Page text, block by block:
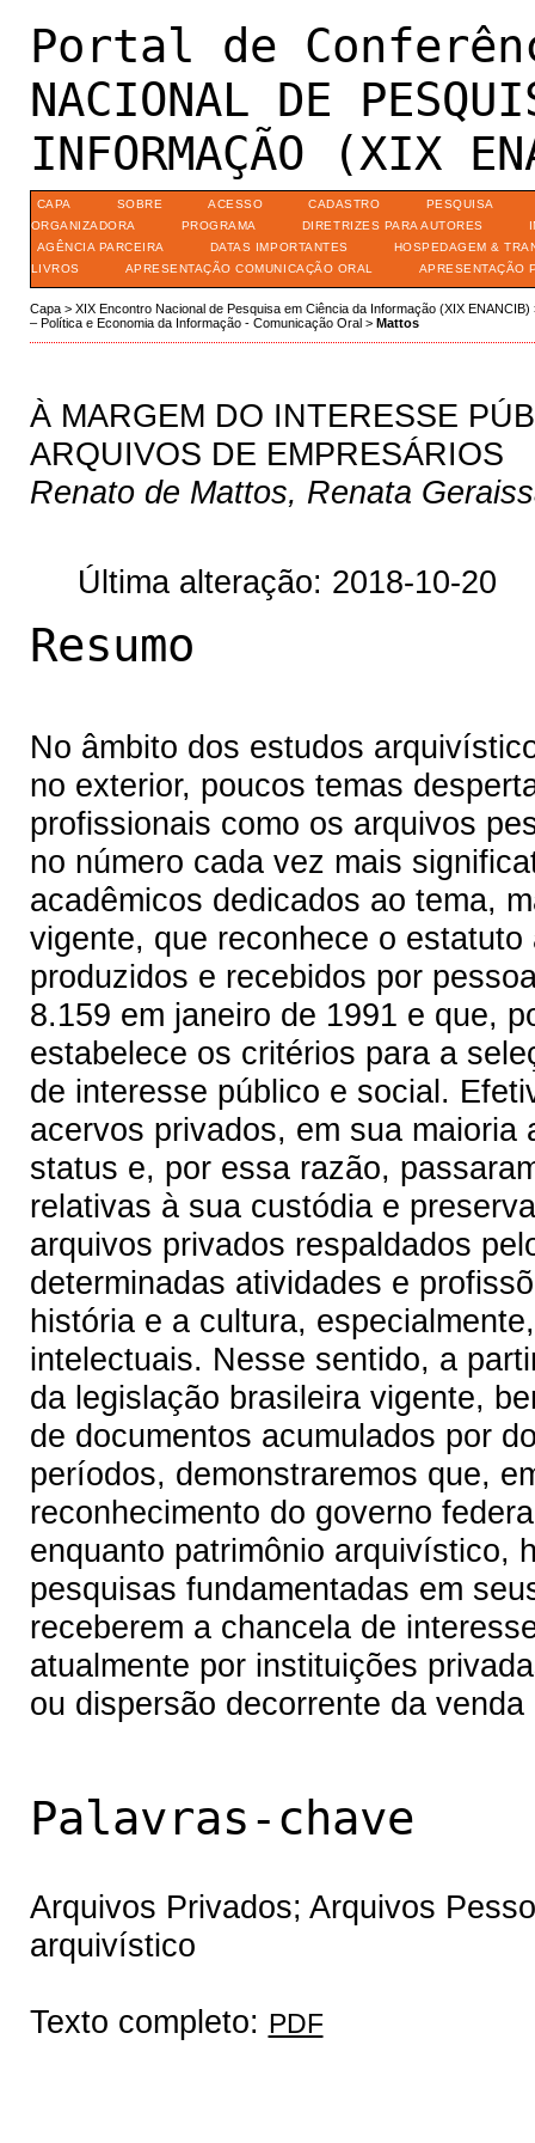
Portal de
NACIONAL DE
INFORMAÇÃO (XIX
CAPA SOBRE ACESSO CADASTRO
PESQUISA
ORGANIZADORA
PROGRAMA DIRETRIZES PARA AUTORES
AGÊNCIA PARCEIRA
DATAS IMPORTANTES
HOSPEDAGEM &
LIVROS
APRESENTAÇÃO COMUNICAÇÃO ORAL APRESENTAÇÃO
Capa> XIX Encontro Nacional de Pesquisa em Ciência da Informação (XIX ENANCIB)
– Política e Economia da Informação - Comunicação Oral> Mattos
À MARGEM DO INTERESSE
ARQUIVOS DE EMPRESÁRIOS
Renato de Mattos, Renata
Última alteração: 2018-10-20
Resumo
No âmbito dos estudos
no exterior, poucos temas
profissionais como os arquivos
no número cada vez mais
acadêmicos dedicados ao tema,
vigente, que reconhece o
produzidos e recebidos por
8.159 em janeiro de 1991 e que,
estabelece os critérios para a
de interesse público e social.
acervos privados, em sua
status e, por essa razão,
relativas à sua custódia e
arquivos privados respaldados
determinadas atividades e
história e a cultura,
intelectuais. Nesse sentido, a
da legislação brasileira vigente,
de documentos acumulados por
períodos, demonstraremos que,
reconhecimento do governo
enquanto patrimônio arquivístico,
pesquisas fundamentadas em
receberem a chancela de
atualmente por instituições
ou dispersão decorrente da
Palavras-chave
Arquivos Privados; Arquivos
arquivístico
Texto completo: PDF